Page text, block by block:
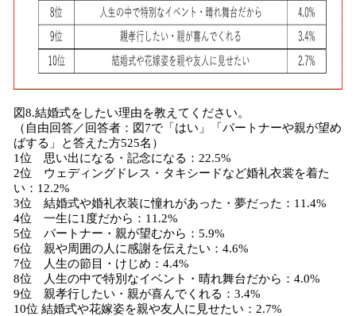
図8.結婚式をしたい理由を教えてください。
（自由回答／回答者：図7で「はい」「パートナーや親が望め
ばする」と答えた方525名）
1位 思い出になる・記念になる：22.5%
2位 ウェディングドレス・タキシードなど婚礼衣裳を着た
い：12.2%
3位 結婚式や婚礼衣装に憧れがあった・夢だった：11.4%
4位 一生に1度だから：11.2%
5位 パートナー・親が望むから：5.9%
6位 親や周囲の人に感謝を伝えたい：4.6%
7位 人生の節目・けじめ：4.4%
8位 人生の中で特別なイベント・晴れ舞台だから：4.0%
9位 親孝行したい・親が喜んでくれる：3.4%
10位 結婚式や花嫁姿を親や友人に見せたい：2.7%